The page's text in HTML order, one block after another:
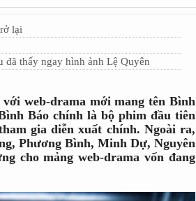
lại
đã thấy ngay hình ảnh Lệ Quyên
web-drama mới mang tên Bình
Báo chính là bộ phim đầu tiên
gia diễn xuất chính. Ngoài ra,
Phương Bình, Minh Dự, Nguyên
cho mảng web-drama vốn đang